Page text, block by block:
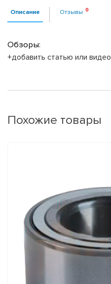
Описание Отзывы
Обзоры:
+добавить статью или видео
Похожие товары